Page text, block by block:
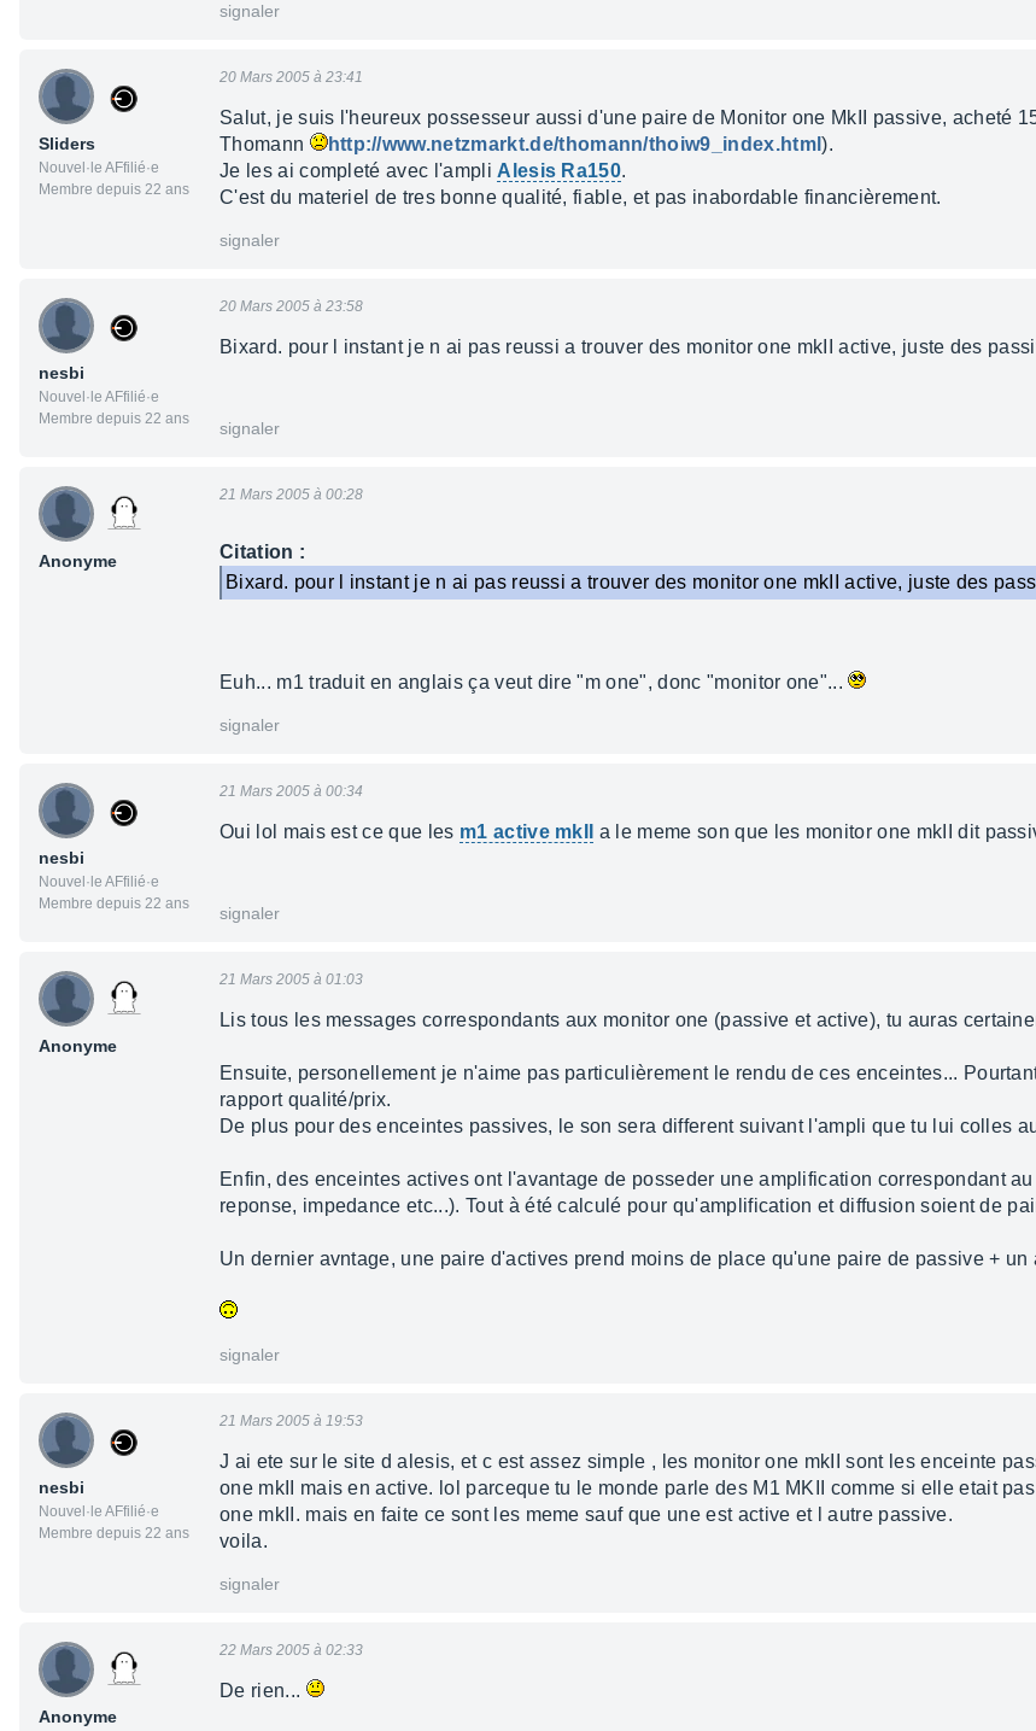
signaler
Sliders
Nouvel·le AFfilié·e
Membre depuis 22 ans
20 Mars 2005 à 23:41
Salut, je suis l'heureux possesseur aussi d'une paire de Monitor one MkII passive, acheté
Thomann
http://www.netzmarkt.de/thomann/thoiw9_index.html).
Je les ai completé avec l'ampli Alesis Ra150.
C'est du materiel de tres bonne qualité, fiable, et pas inabordable financièrement.
signaler
nesbi
Nouvel·le AFfilié·e
Membre depuis 22 ans
20 Mars 2005 à 23:58
Bixard. pour l instant je n ai pas reussi a trouver des monitor one mkII active, juste des
signaler
Anonyme
21 Mars 2005 à 00:28
Citation :
Bixard. pour l instant je n ai pas reussi a trouver des monitor one mkII active, juste des
Euh... m1 traduit en anglais ça veut dire "m one", donc "monitor one"...
signaler
nesbi
Nouvel·le AFfilié·e
Membre depuis 22 ans
21 Mars 2005 à 00:34
Oui lol mais est ce que les m1 active mkII a le meme son que les monitor one mkII dit
signaler
Anonyme
21 Mars 2005 à 01:03
Lis tous les messages correspondants aux monitor one (passive et active), tu auras
Ensuite, personellement je n'aime pas particulièrement le rendu de ces enceintes...
rapport qualité/prix.
De plus pour des enceintes passives, le son sera different suivant l'ampli que tu lui colles
Enfin, des enceintes actives ont l'avantage de posseder une amplification correspondant
reponse, impedance etc...). Tout à été calculé pour qu'amplification et diffusion soient de
Un dernier avntage, une paire d'actives prend moins de place qu'une paire de passive + un
signaler
nesbi
Nouvel·le AFfilié·e
Membre depuis 22 ans
21 Mars 2005 à 19:53
J ai ete sur le site d alesis, et c est assez simple , les monitor one mkII sont les enceinte
one mkII mais en active. lol parceque tu le monde parle des M1 MKII comme si elle etait
one mkII. mais en faite ce sont les meme sauf que une est active et l autre passive.
voila.
signaler
Anonyme
22 Mars 2005 à 02:33
De rien...